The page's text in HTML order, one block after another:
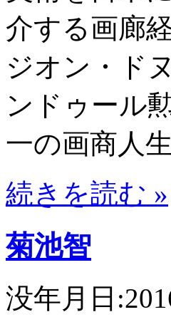
介する画廊
ジオン・ド
ンドゥール
一の画商人
続きを読む »
菊池智
没年月日